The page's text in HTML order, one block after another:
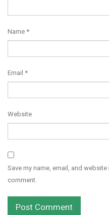
Name *
Email *
Website
Save my name, email, and
comment.